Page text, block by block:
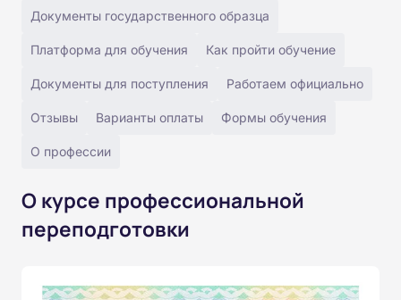
Документы государственного образца
Платформа для обучения Как пройти обучение
Документы для поступления Работаем официально
Отзывы Варианты оплаты Формы обучения
О профессии
О курсе профессиональной
переподготовки